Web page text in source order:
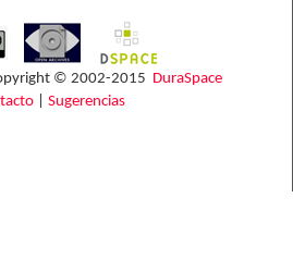
© 2002-2015 DuraSpace
| Sugerencias